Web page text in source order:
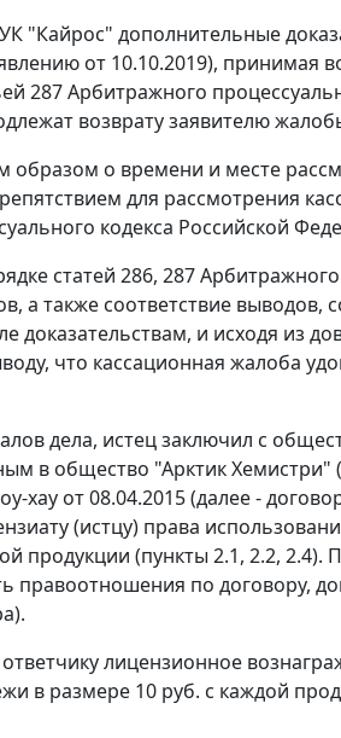
"Кайрос" дополнительные
от 10.10.2019), принимая
287 Арбитражного
возврату заявителю
о времени и месте
для рассмотрения
кодекса Российской
статей 286, 287
а также соответствие выводов,
и исходя из
что кассационная жалоба
дела, истец заключил с
в общество "Арктик Хемистри"
хау от 08.04.2015 (далее -
(истцу) права
продукции (пункты 2.1, 2.2, 2.4).
правоотношения по договору,
лицензионное
в размере 10 руб. с каждой